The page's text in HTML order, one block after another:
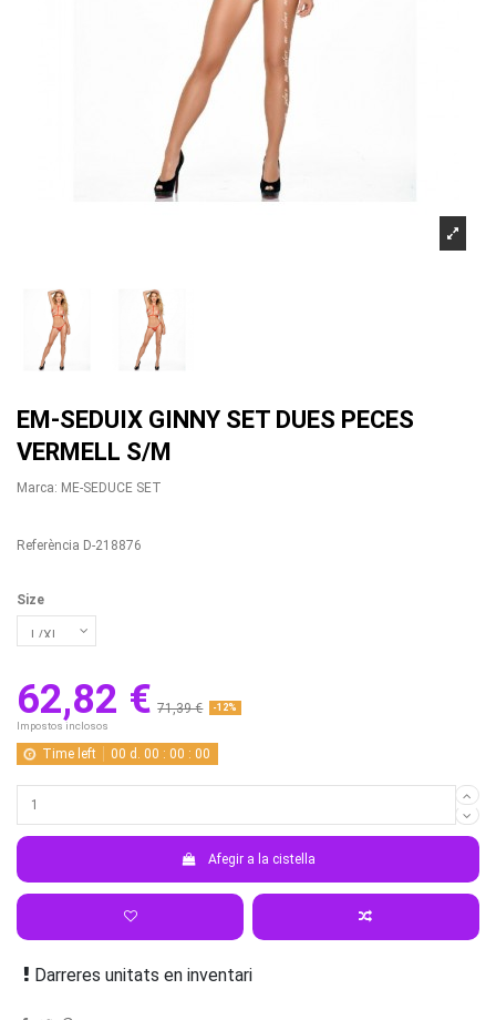
EM-SEDUIX GINNY SET DUES PECES
VERMELL S/M
Marca: ME-SEDUCE SET
Referència D-218876
Size
62,82 € 71,39 € -12%
Impostos inclosos
Time left 00 d. 00 :00 :00
Afegir a la cistella
Darreres unitats en inventari